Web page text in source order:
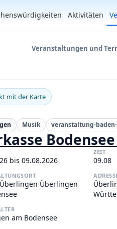
Aktivitäten
Veranstaltungen und
mit der Karte
Musik veranstaltung-
bis 09.08.2026
ZEIT
09.08
Überlingen
am Bodensee